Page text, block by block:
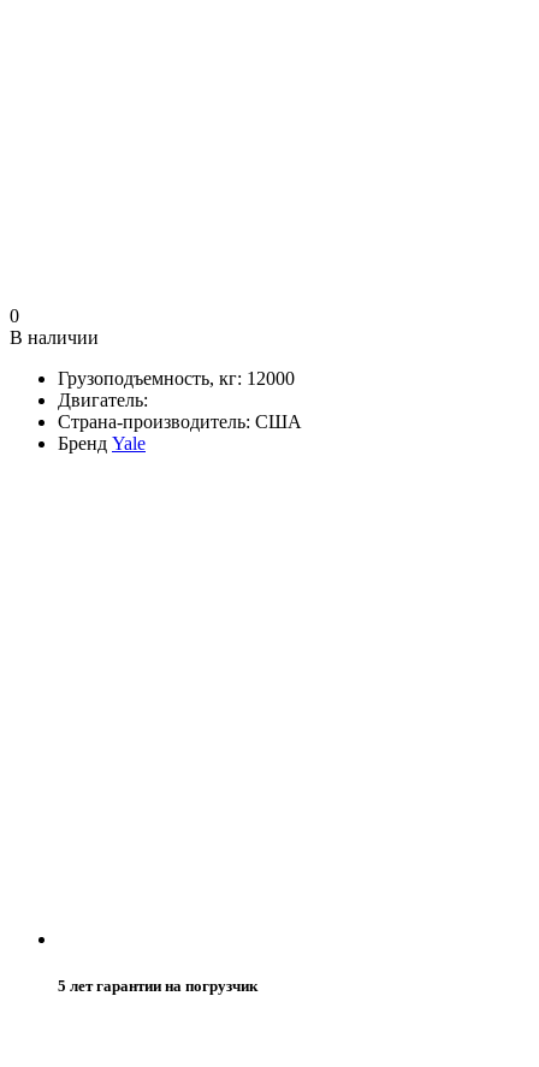
0
В наличии
Грузоподъемность, кг: 12000
Двигатель:
Страна-производитель: США
Бренд Yale
5 лет гарантии на погрузчик